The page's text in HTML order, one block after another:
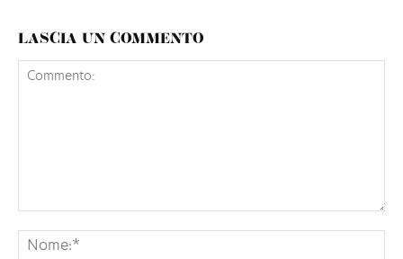
LASCIA UN COMMENTO